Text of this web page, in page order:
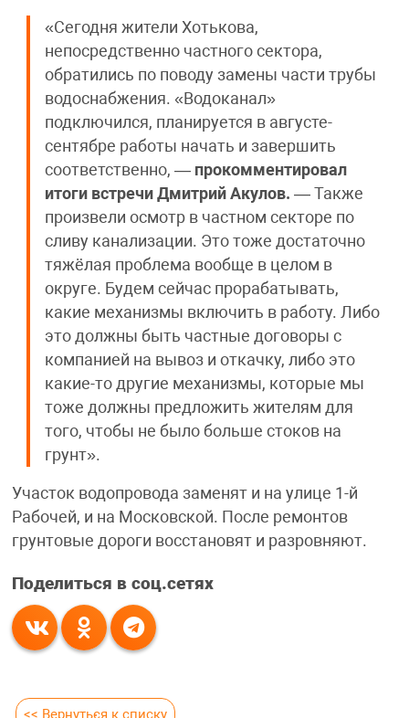
«Сегодня жители Хотькова,
непосредственно частного сектора,
обратились по поводу замены части трубы
водоснабжения. «Водоканал»
подключился, планируется в августе-
сентябре работы начать и завершить
соответственно, — прокомментировал
итоги встречи Дмитрий Акулов. — Также
произвели осмотр в частном секторе по
сливу канализации. Это тоже достаточно
тяжёлая проблема вообще в целом в
округе. Будем сейчас прорабатывать,
какие механизмы включить в работу. Либо
это должны быть частные договоры с
компанией на вывоз и откачку, либо это
какие-то другие механизмы, которые мы
тоже должны предложить жителям для
того, чтобы не было больше стоков на
грунт».
Участок водопровода заменят и на улице 1-й
Рабочей, и на Московской. После ремонтов
грунтовые дороги восстановят и разровняют.
Поделиться в соц.сетях
<< Вернуться к списку